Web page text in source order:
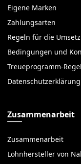
Eigene Marken
Zahlungsarten
Regeln für die
Bedingungen und
Treueprogramm-
Datenschutzerklärung
Zusammenarbeit
Zusammenarbeit
Lohnhersteller von